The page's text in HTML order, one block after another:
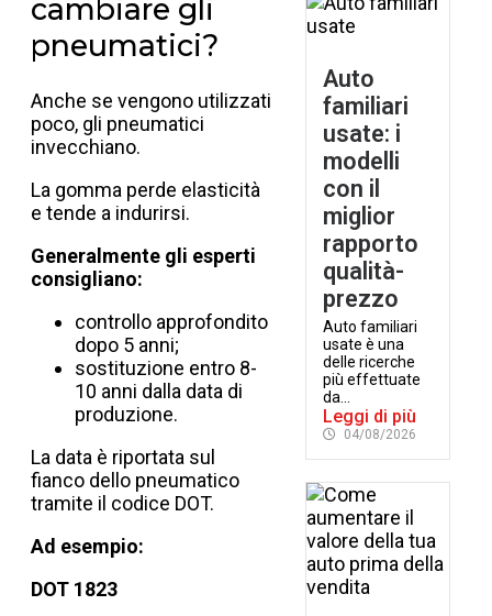
cambiare gli
pneumatici?
Anche se vengono utilizzati
poco, gli pneumatici
invecchiano.
La gomma perde elasticità
e tende a indurirsi.
Generalmente gli esperti
consigliano:
controllo approfondito
dopo 5 anni;
sostituzione entro 8-
10 anni dalla data di
produzione.
La data è riportata sul
fianco dello pneumatico
tramite il codice DOT.
Ad esempio:
DOT 1823
Auto
familiari
usate: i
modelli
con il
miglior
rapporto
qualità-
prezzo
Auto familiari
usate è una
delle ricerche
più effettuate
da...
Leggi di più
04/08/2026